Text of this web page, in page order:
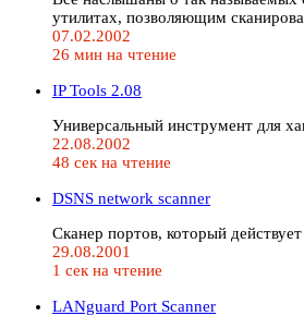
утилитах, позволяющим
07.02.2002
26 мин на чтение
IP Tools 2.08
Универсальный инструмент для
22.08.2002
48 сек на чтение
DSNS network scanner
Сканер портов, который
29.08.2001
1 сек на чтение
LANguard Port Scanner